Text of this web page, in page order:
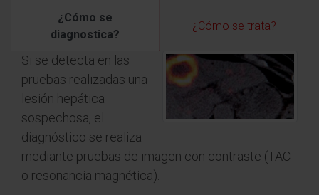
¿Cómo se
diagnostica?
¿Cómo se trata?
Si se detecta en las
pruebas realizadas una
lesión hepática
sospechosa, el
diagnóstico se realiza
mediante pruebas de imagen con contraste (TAC
o resonancia magnética).